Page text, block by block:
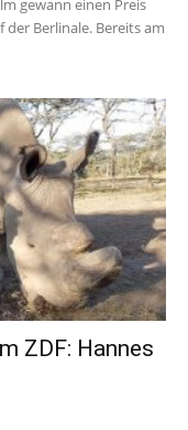
gewann einen Preis
Berlinale. Bereits am
ZDF: Hannes